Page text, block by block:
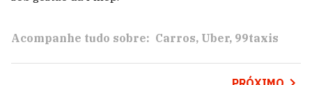
Acompanhe tudo sobre: Carros Uber 99taxis